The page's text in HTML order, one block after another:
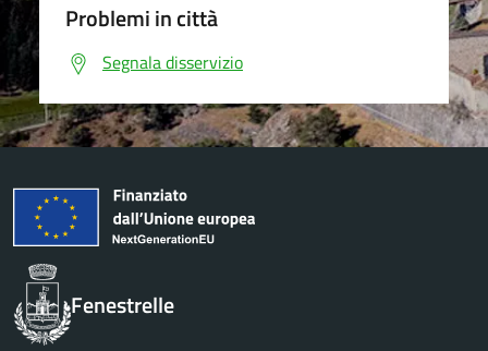
Problemi in città
Segnala disservizio
Fenestrelle